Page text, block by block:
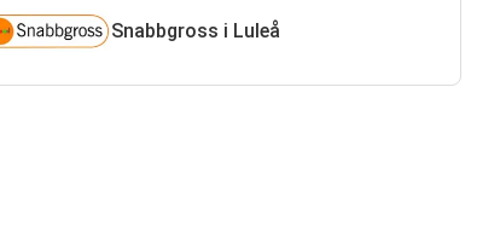
Snabbgross i Luleå